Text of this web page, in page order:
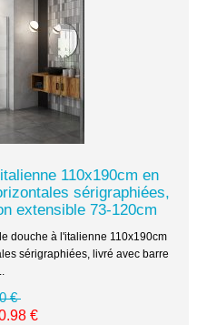
110x190cm en
sérigraphiées,
extensible 73-120cm
douche à l'italienne 110x190cm
sérigraphiées, livré avec barre
€
€